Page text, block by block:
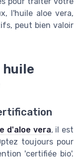
l'huile aloe vera,
peut bien valoir
huile
d'aloe vera, il est
toujours pour
'certifiée bio'.